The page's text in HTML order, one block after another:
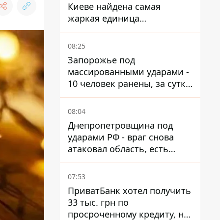
Киеве найдена самая
жаркая единица
общественного транспорта
08:25
Запорожье под
массированными ударами -
10 человек ранены, за сутки
тысячи атак
08:04
Днепропетровщина под
ударами РФ - враг снова
атаковал область, есть
разрушения и пожары
07:53
ПриватБанк хотел получить
33 тыс. грн по
просроченному кредиту, но